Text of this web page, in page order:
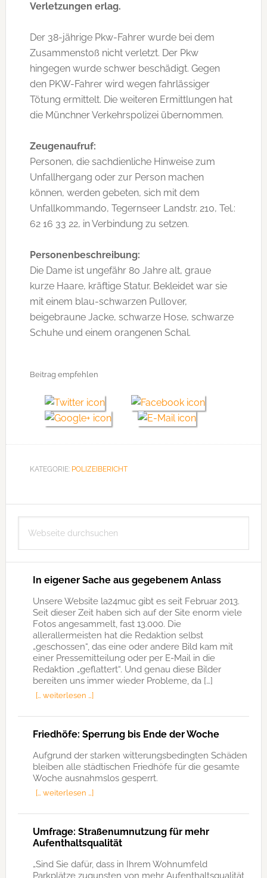
Verletzungen erlag.
Der 38-jährige Pkw-Fahrer wurde bei dem
Zusammenstoß nicht verletzt. Der Pkw
hingegen wurde schwer beschädigt. Gegen
den PKW-Fahrer wird wegen fahrlässiger
Tötung ermittelt. Die weiteren Ermittlungen hat
die Münchner Verkehrspolizei übernommen.
Zeugenaufruf:
Personen, die sachdienliche Hinweise zum
Unfallhergang oder zur Person machen
können, werden gebeten, sich mit dem
Unfallkommando, Tegernseer Landstr. 210, Tel.:
62 16 33 22, in Verbindung zu setzen.
Personenbeschreibung:
Die Dame ist ungefähr 80 Jahre alt, graue
kurze Haare, kräftige Statur. Bekleidet war sie
mit einem blau-schwarzen Pullover,
beigebraune Jacke, schwarze Hose, schwarze
Schuhe und einem orangenen Schal.
Beitrag empfehlen
KATEGORIE: POLIZEIBERICHT
Seitenspalte
durchsuchen
In eigener Sache aus gegebenem Anlass
Unsere Website la24muc gibt es seit Februar 2013.
Seit dieser Zeit haben sich auf der Site enorm viele
Fotos angesammelt, fast 13.000. Die
allerallermeisten hat die Redaktion selbst
„geschossen“, das eine oder andere Bild kam mit
einer Pressemitteilung oder per E-Mail in die
Redaktion „geflattert“. Und genau diese Bilder
bereiten uns immer wieder Probleme, da […]
[… weiterlesen …]
Friedhöfe: Sperrung bis Ende der Woche
Aufgrund der starken witterungsbedingten Schäden
bleiben alle städtischen Friedhöfe für die gesamte
Woche ausnahmslos gesperrt.
[… weiterlesen …]
Umfrage: Straßenumnutzung für mehr
Aufenthaltsqualität
„Sind Sie dafür, dass in Ihrem Wohnumfeld
Parkplätze zugunsten von mehr Aufenthaltsqualität